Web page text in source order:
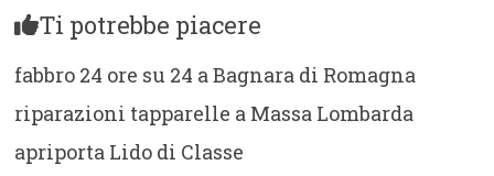
Ti potrebbe piacere
fabbro 24 ore su 24 a Bagnara di Romagna
riparazioni tapparelle a Massa Lombarda
apriporta Lido di Classe